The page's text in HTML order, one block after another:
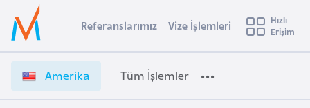
Ülke Seçimi
Başvuru yapmak istediğiniz ülkeyi seçin
Üye
Girişi
e
Referanslarımız Vize İşlemleri
Hızlı
Erişim
Amerika Tüm İşlemler
s
t
r
a